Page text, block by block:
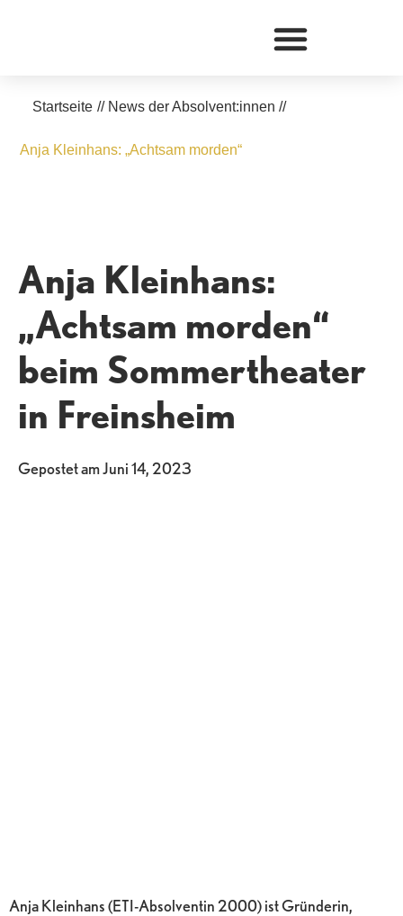
Startseite // News der Absolvent:innen //
Anja Kleinhans: „Achtsam morden“
Anja Kleinhans:
„Achtsam morden“
beim Sommertheater
in Freinsheim
Gepostet amJuni 14, 2023
Anja Kleinhans (ETI-Absolventin 2000) ist Gründerin,